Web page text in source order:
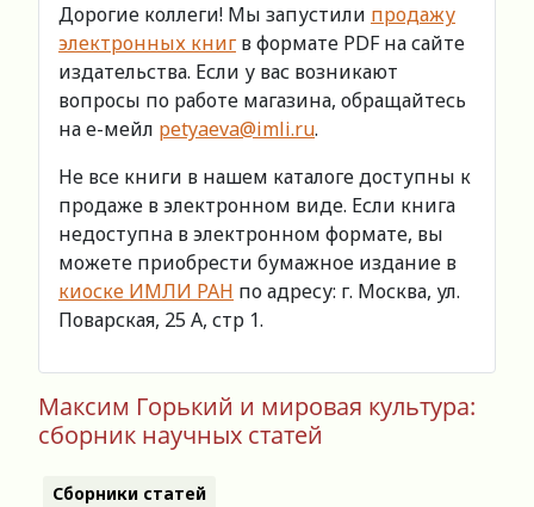
Дорогие коллеги! Мы запустили продажу
электронных книг в формате PDF на сайте
издательства. Если у вас возникают
вопросы по работе магазина, обращайтесь
на е-мейл petyaeva@imli.ru.
Не все книги в нашем каталоге доступны к
продаже в электронном виде. Если книга
недоступна в электронном формате, вы
можете приобрести бумажное издание в
киоске ИМЛИ РАН по адресу: г. Москва, ул.
Поварская, 25 А, стр 1.
Максим Горький и мировая культура:
сборник научных статей
Сборники статей